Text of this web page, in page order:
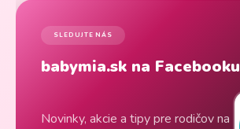
SLEDUJTE NÁS
babymia.sk na Facebooku
Novinky, akcie a tipy pre rodičov na